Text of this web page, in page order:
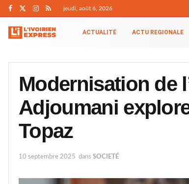
jeudi, août 6, 2026
ACTUALITÉ ACTU REGIONALE
Modernisation de
Adjoumani
Topaz
10 septembre 2025 dans SOCIETÉ